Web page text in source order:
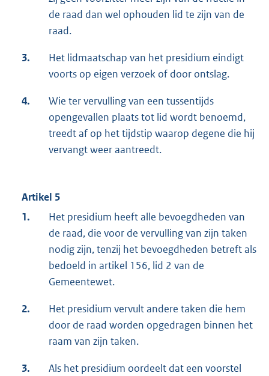
de raad dan wel ophouden lid te zijn van de
raad.
3.
Het lidmaatschap van het presidium eindigt
voorts op eigen verzoek of door ontslag.
4.
Wie ter vervulling van een tussentijds
opengevallen plaats tot lid wordt benoemd,
treedt af op het tijdstip waarop degene die hij
vervangt weer aantreedt.
Artikel 5
1.
Het presidium heeft alle bevoegdheden van
de raad, die voor de vervulling van zijn taken
nodig zijn, tenzij het bevoegdheden betreft als
bedoeld in artikel 156, lid 2 van de
Gemeentewet.
2.
Het presidium vervult andere taken die hem
door de raad worden opgedragen binnen het
raam van zijn taken.
3.
Als het presidium oordeelt dat een voorstel